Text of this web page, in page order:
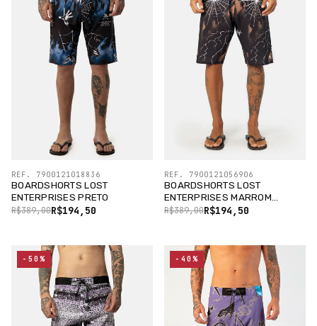
BOARDSHORTS LOST
ENTERPRISES PRETO
R$194,50
R$389,00
REF. 7900121018836
BOARDSHORTS LOST
ENTERPRISES MARROM
CHOCOLATR$194,50
R$389,00
REF. 7900121056906
-50% -40%